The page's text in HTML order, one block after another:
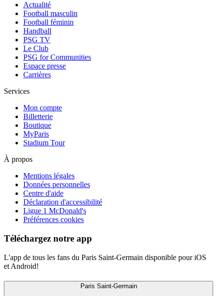
Actualité
Football masculin
Football féminin
Handball
PSG TV
Le Club
PSG for Communities
Espace presse
Carrières
Services
Mon compte
Billetterie
Boutique
MyParis
Stadium Tour
À propos
Mentions légales
Données personnelles
Centre d'aide
Déclaration d'accessibilité
Ligue 1 McDonald's
Préférences cookies
Téléchargez notre app
L'app de tous les fans du Paris Saint-Germain disponible pour iOS
et Android!
Paris Saint-Germain